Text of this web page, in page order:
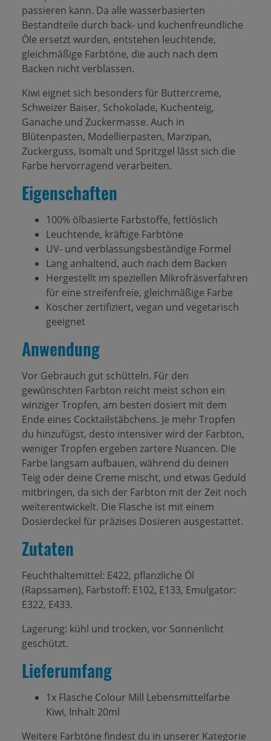
passieren kann. Da alle wasserbasierten
Bestandteile durch back- und kuchenfreundliche
Öle ersetzt wurden, entstehen leuchtende,
gleichmäßige Farbtöne, die auch nach dem
Backen nicht verblassen.
Kiwi eignet sich besonders für Buttercreme,
Schweizer Baiser, Schokolade, Kuchenteig,
Ganache und Zuckermasse. Auch in
Blütenpasten, Modellierpasten, Marzipan,
Zuckerguss, Isomalt und Spritzgel lässt sich die
Farbe hervorragend verarbeiten.
Eigenschaften
100% ölbasierte Farbstoffe, fettlöslich
Leuchtende, kräftige Farbtöne
UV- und verblassungsbeständige Formel
Lang anhaltend, auch nach dem Backen
Hergestellt im speziellen Mikrofräsverfahren
für eine streifenfreie, gleichmäßige Farbe
Koscher zertifiziert, vegan und vegetarisch
geeignet
Anwendung
Vor Gebrauch gut schütteln. Für den
gewünschten Farbton reicht meist schon ein
winziger Tropfen, am besten dosiert mit dem
Ende eines Cocktailstäbchens. Je mehr Tropfen
du hinzufügst, desto intensiver wird der Farbton,
weniger Tropfen ergeben zartere Nuancen. Die
Farbe langsam aufbauen, während du deinen
Teig oder deine Creme mischt, und etwas Geduld
mitbringen, da sich der Farbton mit der Zeit noch
weiterentwickelt. Die Flasche ist mit einem
Dosierdeckel für präzises Dosieren ausgestattet.
Zutaten
Feuchthaltemittel: E422, pflanzliche Öl
(Rapssamen), Farbstoff: E102, E133, Emulgator:
E322, E433.
Lagerung: kühl und trocken, vor Sonnenlicht
geschützt.
Lieferumfang
1x Flasche Colour Mill Lebensmittelfarbe
Kiwi, Inhalt 20ml
Weitere Farbtöne findest du in unserer Kategorie